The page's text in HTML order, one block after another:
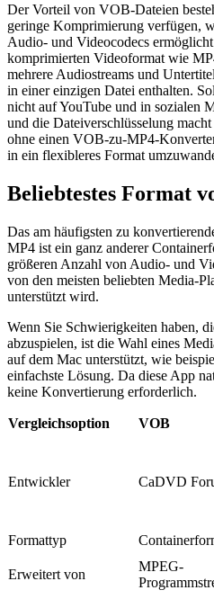
Der Vorteil von VOB-Dateien
geringe Komprimierung verfügen,
Audio- und Videocodecs
komprimierten Videoformat wie
mehrere Audiostreams und
in einer einzigen Datei enthalten.
nicht auf YouTube und in sozialen
und die Dateiverschlüsselung
ohne einen VOB-zu-MP4-
in ein flexibleres Format
Beliebtestes Format
Das am häufigsten zu
MP4 ist ein ganz anderer
größeren Anzahl von Audio- und
von den meisten beliebten Media-
unterstützt wird.
Wenn Sie Schwierigkeiten haben,
abzuspielen, ist die Wahl eines
auf dem Mac unterstützt, wie
einfachste Lösung. Da diese App
keine Konvertierung erforderlich.
Vergleichsoption VOB
Entwickler CaDVD
Formattyp
Erweitert von
MPEG-